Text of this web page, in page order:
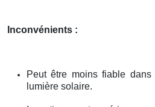
Inconvénients :
Peut être moins fiable
lumière solaire.